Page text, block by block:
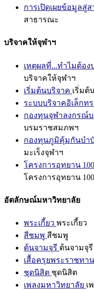
การเปิดเผยข้อมูลสู่
สาธารณะ
บริจาคให้จุฬาฯ
เหตุผลที่...ทำไมต้อง
บริจาคให้จุฬาฯ
เริ่มต้นบริจาค เริ่มต้
ระบบบริจาคอิเล็กท
กองทุนจุฬาลงกรณ์
บรมราชสมภพฯ
กองทุนภูมิคุ้มกันบำบั
มะเร็งจุฬาฯ
โครงการอุทยาน
โครงการอุทยาน
อัตลักษณ์มหาวิทยาลัย
พระเกี้ยว พระเกี้ยว
สีชมพู สีชมพู
ต้นจามจุรี ต้นจามจุรี
เสื้อครุยพระราชทาน
ชุดนิสิต ชุดนิสิต
เพลงมหาวิทยาลัย เ